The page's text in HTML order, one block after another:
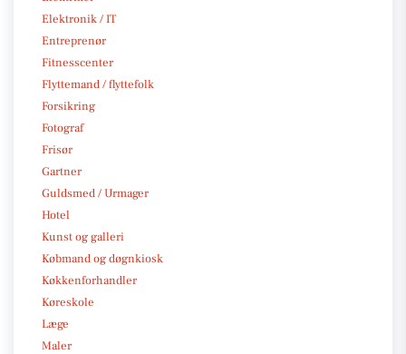
Elektronik / IT
Entreprenør
Fitnesscenter
Flyttemand / flyttefolk
Forsikring
Fotograf
Frisør
Gartner
Guldsmed / Urmager
Hotel
Kunst og galleri
Købmand og døgnkiosk
Køkkenforhandler
Køreskole
Læge
Maler